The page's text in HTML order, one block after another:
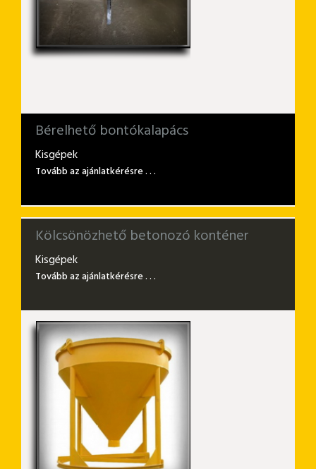
Bérelhető bontókalapács
Kisgépek
Tovább az ajánlatkérésre . . .
Kölcsönözhető betonozó konténer
Kisgépek
Tovább az ajánlatkérésre . . .